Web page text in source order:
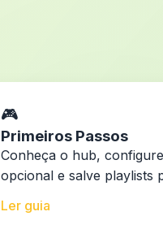
🎮
Primeiros Passos
Conheça o hub,
opcional e salve playlists
Ler guia